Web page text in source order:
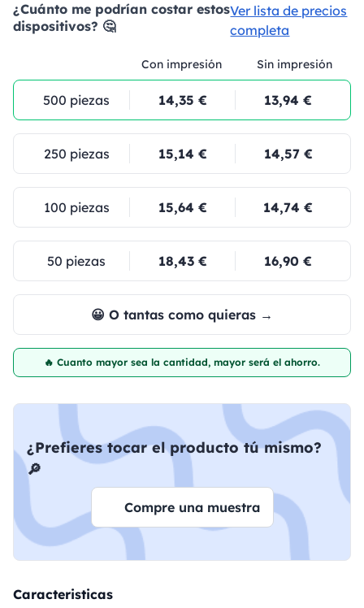
¿Cuánto me podrían costar estos
dispositivos? 🤔
Ver lista de precios
completa
Con impresión Sin impresión
500 piezas 14,35 € 13,94 €
250 piezas 15,14 € 14,57 €
100 piezas 15,64 € 14,74 €
50 piezas 18,43 € 16,90 €
😀 O tantas como quieras →
🔥 Cuanto mayor sea la cantidad, mayor será el ahorro.
¿Prefieres tocar el producto tú mismo?
🔎
Compre una muestra
Caracteristicas